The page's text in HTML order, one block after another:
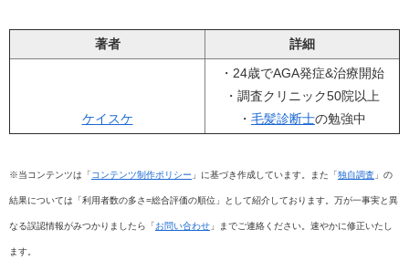
著者 詳細
ケイスケ
・24歳でAGA発症&治療開始
・調査クリニック50院以上
・ 毛髪診断士の勉強中
※当コンテンツは「コンテンツ制作ポリシー 」に基づき作成しています。また「独自調査 」の
結果については「利用者数の多さ=総合評価の順位」として紹介しております。万が一事実と異
なる誤認情報がみつかりましたら「お問い合わせ 」までご連絡ください。速やかに修正いたし
ます。